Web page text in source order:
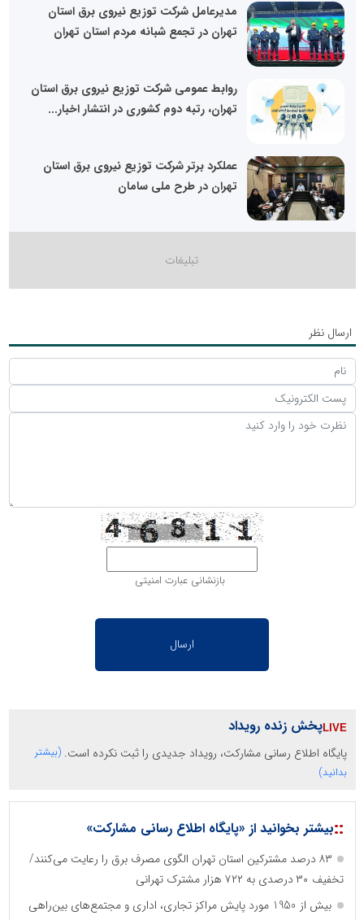
مدیرعامل شرکت توزیع نیروی برق استان
تهران در تجمع شبانه مردم استان تهران
روابط عمومی شرکت توزیع نیروی برق استان
تهران، رتبه دوم کشوری در انتشار اخبار...
عملکرد برتر شرکت توزیع نیروی برق استان
تهران در طرح ملی سامان
ارسال نظر
بازنشانی عبارت امنیتی
پخش زنده رویداد
پایگاه اطلاع رسانی مشارکت، رویداد جدیدی را ثبت نکرده است. (بیشتر
بدانید)
::بیشتر بخوانید از «پایگاه اطلاع رسانی مشارکت»
۸۳ درصد مشترکین استان تهران الگوی مصرف برق را رعایت می‌کنند/
تخفیف ۳۰ درصدی به ۷۲۲ هزار مشترک تهرانی
بیش از 1950 مورد پایش مراکز تجاری، اداری و مجتمع‌های بین‌راهی